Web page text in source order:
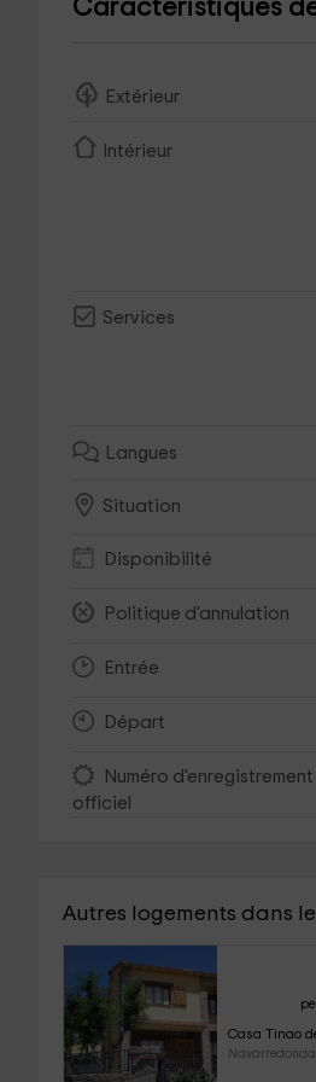
Caractéristiques
Extérieur
Intérieur
Services
Langues
Situation
Disponibilité
Politique d'annulation
Entrée
Départ
Numéro d'enregistrement
officiel
Autres logements dans
Casa Tinao
Navarredonda